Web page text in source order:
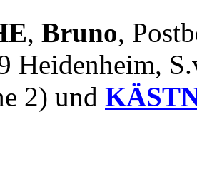
, Bruno,
Heidenheim,
2) und